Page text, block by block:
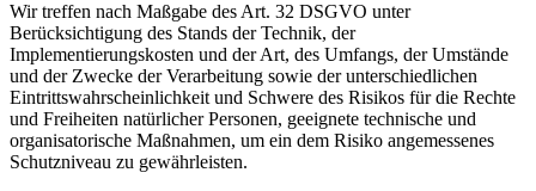
Wir treffen nach Maßgabe des Art. 32 DSGVO unter
Berücksichtigung des Stands der Technik, der
Implementierungskosten und der Art, des Umfangs, der Umstände
und der Zwecke der Verarbeitung sowie der unterschiedlichen
Eintrittswahrscheinlichkeit und Schwere des Risikos für die Rechte
und Freiheiten natürlicher Personen, geeignete technische und
organisatorische Maßnahmen, um ein dem Risiko angemessenes
Schutzniveau zu gewährleisten.